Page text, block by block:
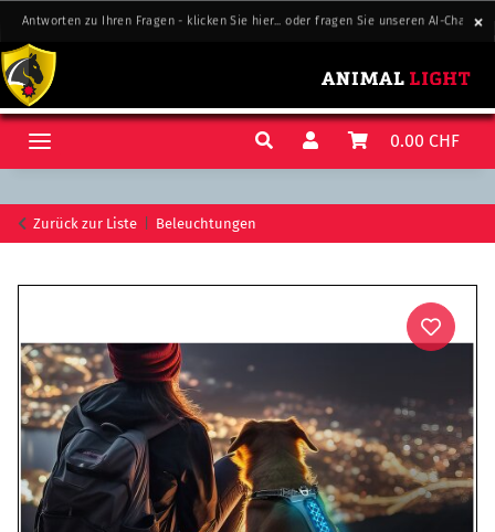
Antworten zu Ihren Fragen - klicken Sie hier... oder fragen Sie unseren AI-Chat-
Antworten zu Ihren Fragen - klicken Sie hier... oder fragen Sie unseren AI-Chat-
0.00 CHF
Zurück zur Liste Beleuchtungen